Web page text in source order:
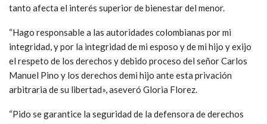
tanto afecta el interés superior de bienestar del menor.
“Hago responsable a las autoridades colombianas por mi
integridad, y por la integridad de mi esposo y de mi hijo y exijo
el respeto de los derechos y debido proceso del señor Carlos
Manuel Pino y los derechos demi hijo ante esta privación
arbitraria de su libertad», aseveró Gloria Florez.
“Pido se garantice la seguridad de la defensora de derechos